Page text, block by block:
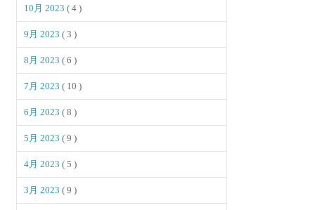
10月 2023( 4 )
9月 2023( 3 )
8月 2023( 6 )
7月 2023( 10 )
6月 2023( 8 )
5月 2023( 9 )
4月 2023( 5 )
3月 2023( 9 )